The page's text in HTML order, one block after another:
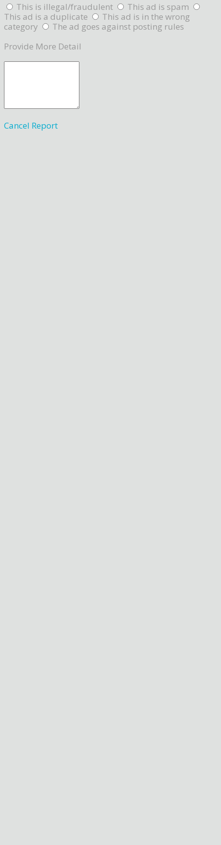
This is illegal/fraudulent
This ad is spam
This ad is a duplicate
This ad is in the wrong
category
The ad goes against posting rules
Provide More Detail
Cancel Report